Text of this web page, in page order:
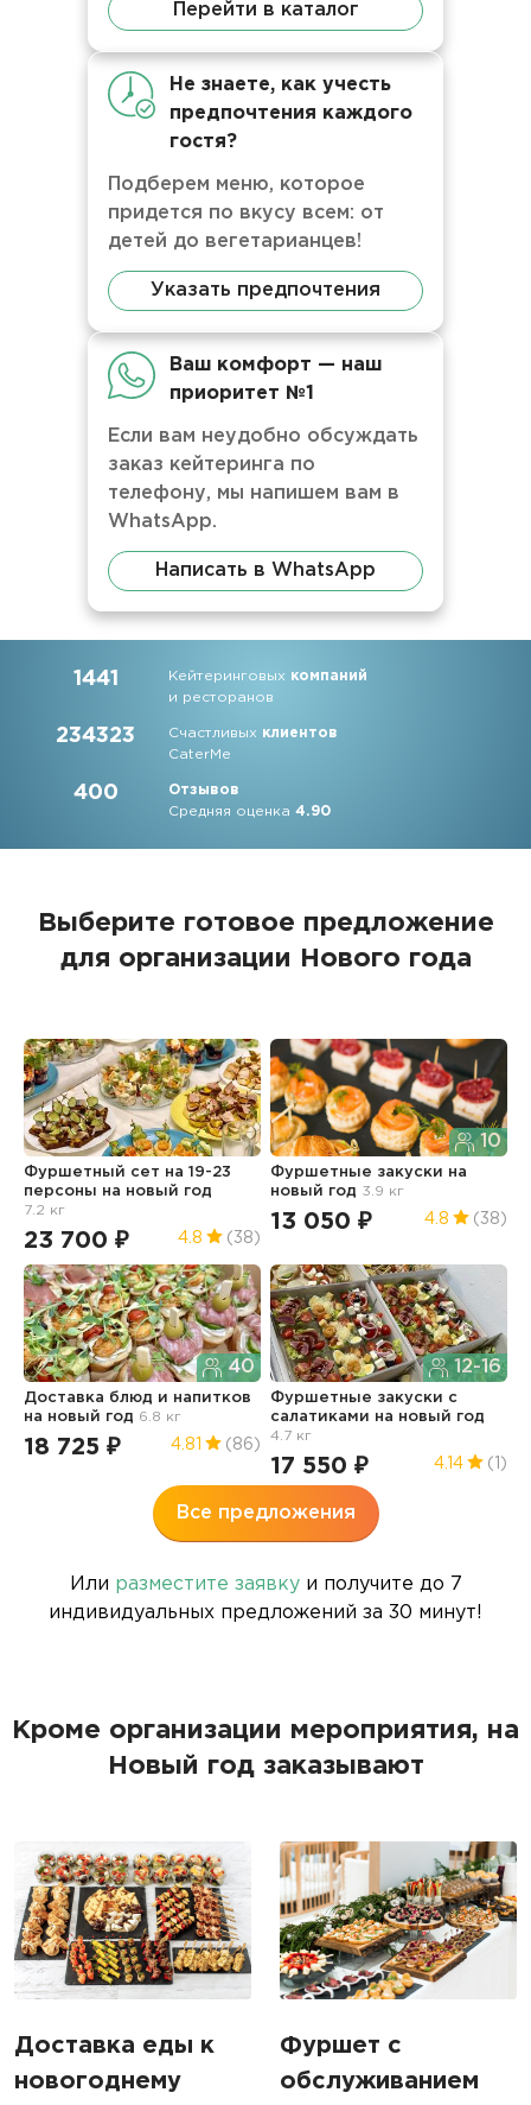
Перейти в каталог
Не знаете, как учесть
предпочтения каждого
гостя?
Подберем меню, которое
придется по вкусу всем: от
детей до вегетарианцев!
Указать предпочтения
Ваш комфорт — наш
приоритет №1
Если вам неудобно обсуждать
заказ кейтеринга по
телефону, мы напишем вам в
WhatsApp.
Написать в WhatsApp
1441 Кейтеринговых компаний
и ресторанов
234323 Счастливых клиентов
CaterMe
400
Отзывов
Средняя оценка4.90
Выберите готовое предложение
для организации Нового года
Фуршетный сет на 19-23
персоны на новый год
7.2 кг
23 700 ₽ 4.8 (38)
10
Фуршетные закуски на
новый год 3.9 кг
13 050 ₽ 4.8 (38)
40
Доставка блюд и напитков
на новый год 6.8 кг
18 725 ₽ 4.81 (86)
12-16
Фуршетные закуски с
салатиками на новый год
4.7 кг
17 550 ₽ 4.14 (1)
Все предложения
Или разместите заявкуи получите до 7
индивидуальных предложений за 30 минут!
Кроме организации мероприятия, на
Новый год заказывают
Доставка еды к
новогоднему
Фуршет с
обслуживанием